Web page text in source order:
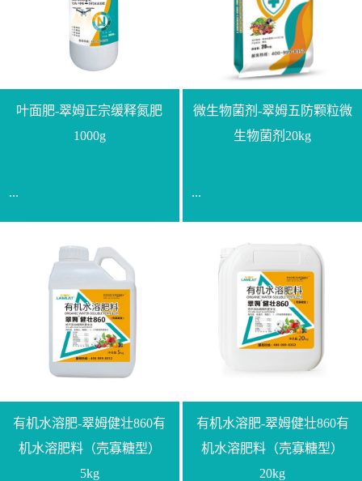
叶面肥-翠姆正宗缓释氮肥
1000g
...
【通用名称】脲甲醛缓释
氮肥【产品形态】水剂
【产品规格】1000g【技术
指标】N≥330g/L【企业标
准】Q/LML O01-2022【使
用方法】1、飞防：每亩
复配其他农药、肥料并提
高药效，间隔2-3周，可连
微生物菌剂-翠姆五防颗粒微
生物菌剂20kg
...
【通用名称】微生物菌剂
【产品剂型】颗粒【产品
规格】20kg【技术指标】
有效活菌数≥10.0亿/克【增
效物质】有机质≥40%;小分
子有机碳≥23%;壳寡糖
底肥：亩用本品40kg-
100kg可替代有机肥，配合
有机水溶肥-翠姆健壮860有
机水溶肥料（壳寡糖型）
5kg
有机水溶肥-翠姆健壮860有
机水溶肥料（壳寡糖型）
20kg